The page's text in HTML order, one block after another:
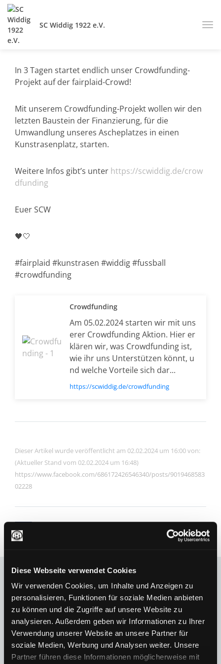
Diese Webseite verwendet Cookies
Wir verwenden Cookies, um Inhalte und Anzeigen zu
personalisieren, Funktionen für soziale Medien anbieten
zu können und die Zugriffe auf unsere Website zu
analysieren. Außerdem geben wir Informationen zu Ihrer
Verwendung unserer Website an unsere Partner für
soziale Medien, Werbung und Analysen weiter. Unsere
Partner führen diese Informationen möglicherweise mit
SC Widdig 1922 e.V.
In 3 Tagen startet endlich unser Crowdfunding-
Projekt auf der fairplaid-Crowd!
Mit unserem Crowdfunding-Projekt wollen wir den
letzten Baustein der Finanzierung, für die
Umwandlung unseres Ascheplatzes in einen
Kunstrasenplatz, starten.
Weitere Infos gibt’s unter https://scwiddig.de/crow
dfunding
Euer SCW
🖤🤍
#fairplaid #kunstrasen #widdig #fussball
#crowdfunding
Crowdfunding
Am 05.02.2024 starten wir mit uns
erer Crowdfunding Aktion. Hier er
klären wir, was Crowdfunding ist,
wie ihr uns Unterstützen könnt, u
nd welche Vorteile sich dar...
https://scwiddig.de/crowdfunding
Dieser Artikel wurde veröffentlicht am 02.02.2024 um 16:00 von:
(Aktueller Stand vom 02.02.2024 um 16:48)
https://www.facebook.com/686172426546340/posts/9019468583
02228
Weitere News Alle anzeigen